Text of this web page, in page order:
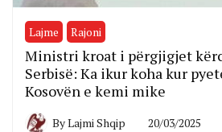
Lajme Rajoni
Ministri kroat i përgjigjet
Serbisë: Ka ikur koha kur
Kosovën e kemi mike
ByLajmi Shqip 20/03/2025